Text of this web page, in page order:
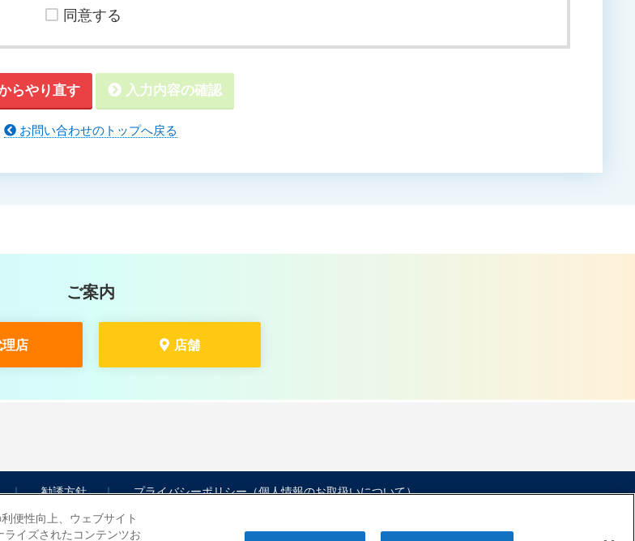
同意する
らやり直す 入力内容の確認
お問い合わせのトップへ戻る
ご案内
理店 店舗
勧誘方針 プライバシーポリシー（個人情報のお取扱いについて）
便性向上、ウェブサイト
イズされたコンテンツお